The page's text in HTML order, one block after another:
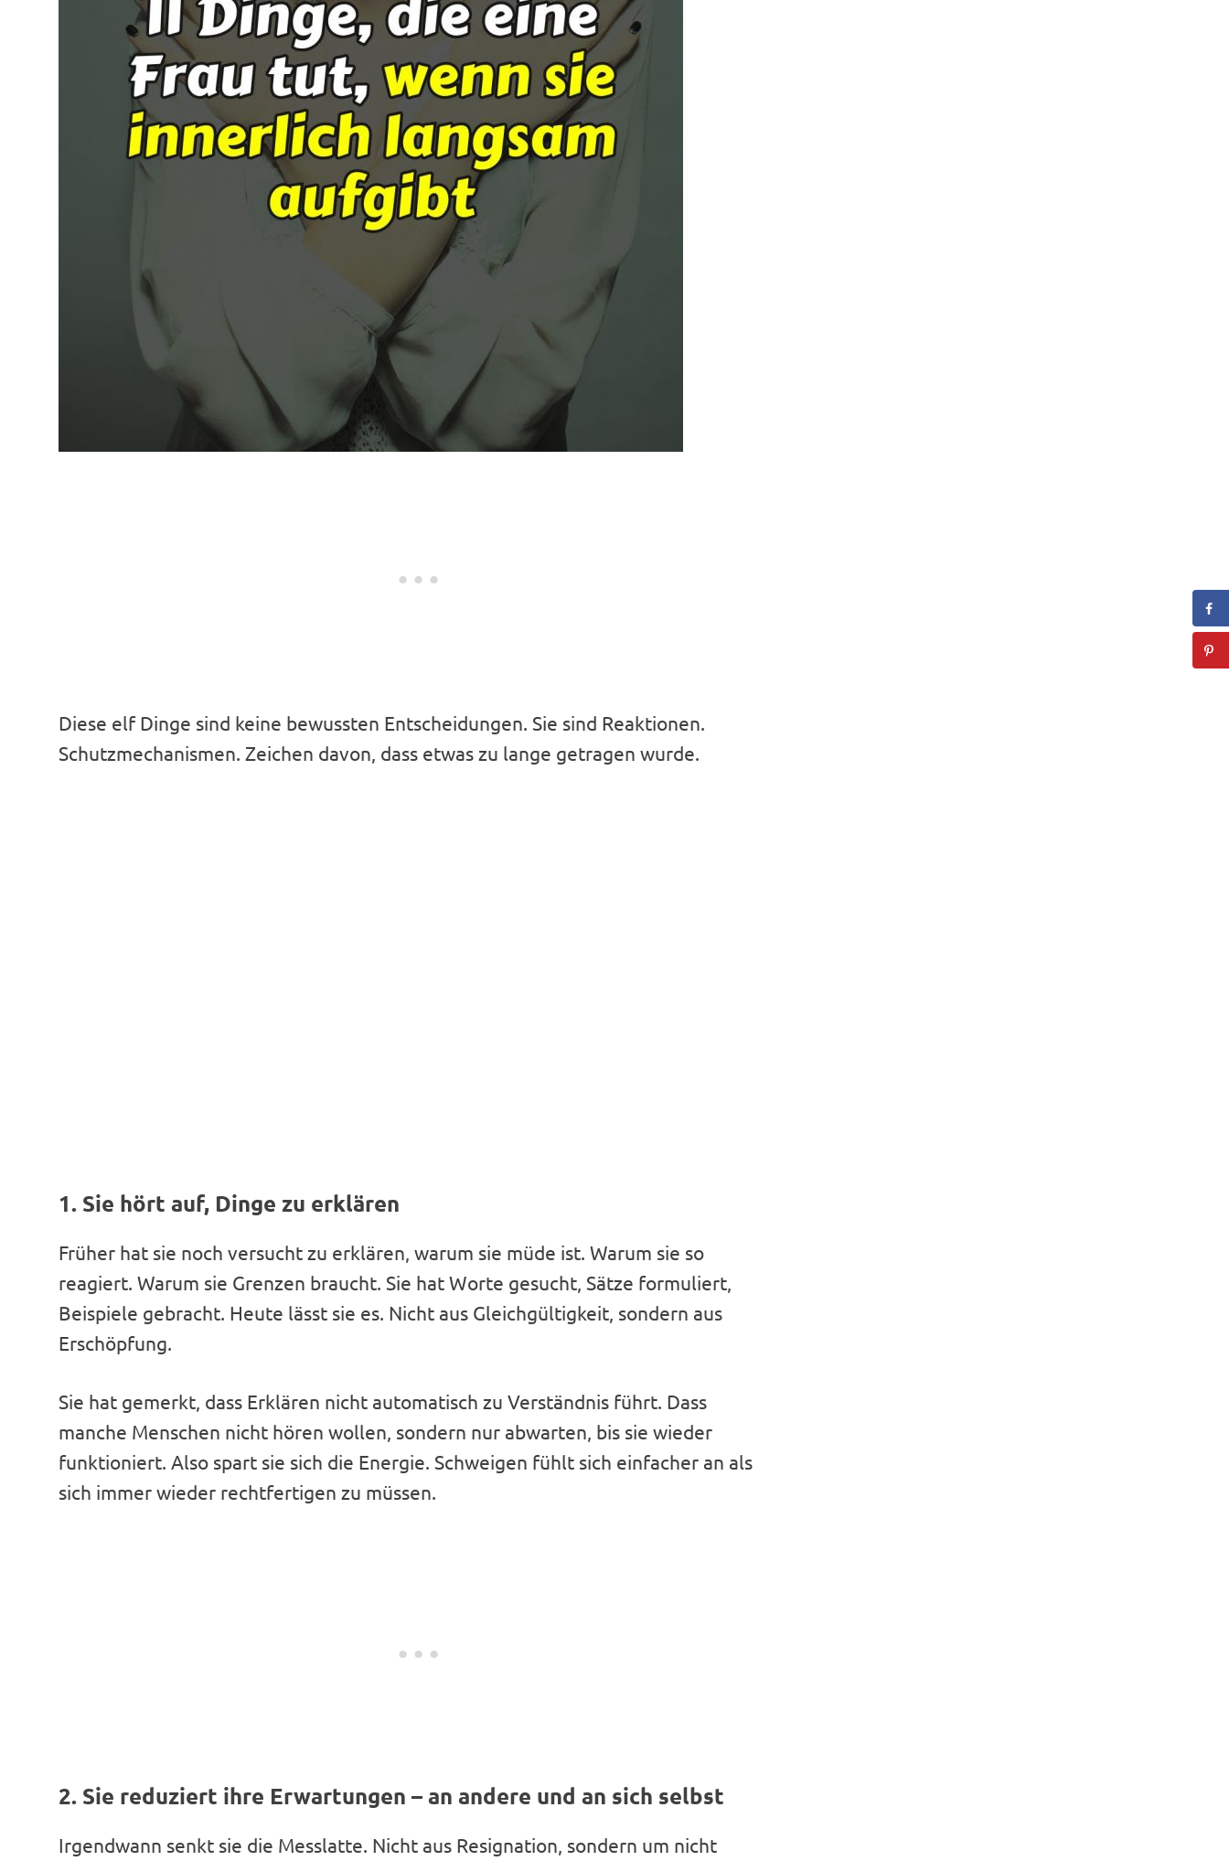
Diese elf Dinge sind keine bewussten Entscheidungen. Sie sind Reaktionen.
Schutzmechanismen. Zeichen davon, dass etwas zu lange getragen wurde.
1. Sie hört auf, Dinge zu erklären
Früher hat sie noch versucht zu erklären, warum sie müde ist. Warum sie so
reagiert. Warum sie Grenzen braucht. Sie hat Worte gesucht, Sätze formuliert,
Beispiele gebracht. Heute lässt sie es. Nicht aus Gleichgültigkeit, sondern aus
Erschöpfung.
Sie hat gemerkt, dass Erklären nicht automatisch zu Verständnis führt. Dass
manche Menschen nicht hören wollen, sondern nur abwarten, bis sie wieder
funktioniert. Also spart sie sich die Energie. Schweigen fühlt sich einfacher an als
sich immer wieder rechtfertigen zu müssen.
2. Sie reduziert ihre Erwartungen – an andere und an sich selbst
Irgendwann senkt sie die Messlatte. Nicht aus Resignation, sondern um nicht